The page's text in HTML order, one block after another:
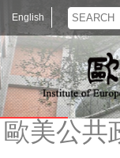
English
歐美公共